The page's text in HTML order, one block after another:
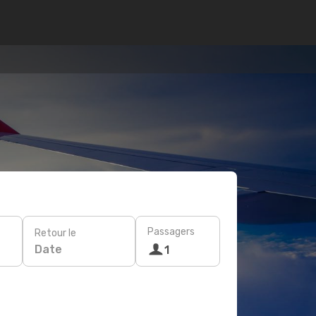
Retour le
Date
Passagers
1